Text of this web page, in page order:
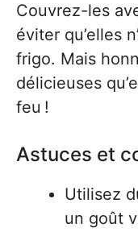
Couvrez-les
éviter qu’elles
frigo. Mais
délicieuses
feu !
Astuces et
Utilisez
un goût